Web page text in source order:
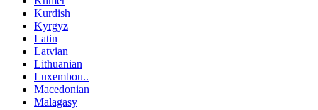
Kurdish
Kyrgyz
Latin
Latvian
Lithuanian
Luxembou..
Macedonian
Malagasy